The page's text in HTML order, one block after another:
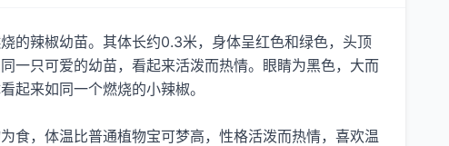
的辣椒幼苗。其体长约0.3米，身体呈红色和绿色，头顶
一只可爱的幼苗，看起来活泼而热情。眼睛为黑色，大而
起来如同一个燃烧的小辣椒。
食，体温比普通植物宝可梦高，性格活泼而热情，喜欢温